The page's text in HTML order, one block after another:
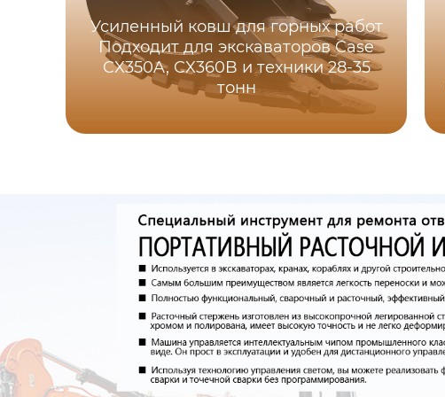
Усиленный ковш для горных работ
Подходит для экскаваторов Case
CX350A, CX360B и техники 28-35
тонн